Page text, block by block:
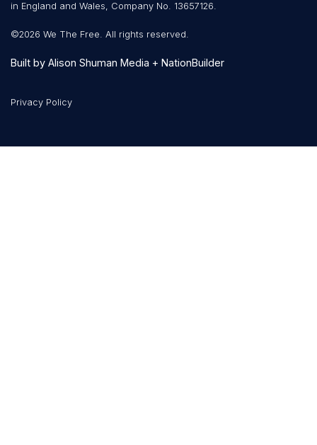
in England and Wales, Company No. 13657126.
©2026 We The Free. All rights reserved.
Built by Alison Shuman Media + NationBuilder
Privacy Policy